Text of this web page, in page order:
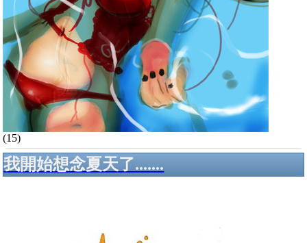
(15)
我開始想念夏天了.......